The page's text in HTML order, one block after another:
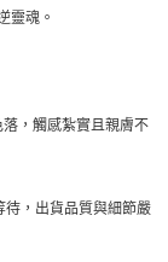
靈魂。
，觸感紮實且親膚不
待，出貨品質與細節嚴